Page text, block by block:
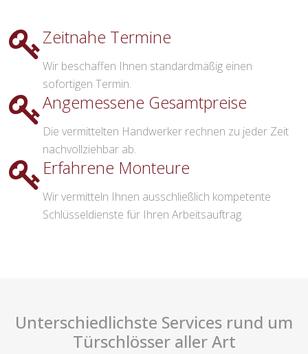
Zeitnahe Termine
Wir beschaffen Ihnen standardmäßig einen
sofortigen Termin.
Angemessene Gesamtpreise
Die vermittelten Handwerker rechnen zu jeder Zeit
nachvollziehbar ab.
Erfahrene Monteure
Wir vermitteln Ihnen ausschließlich kompetente
Schlüsseldienste für Ihren Arbeitsauftrag.
Unterschiedlichste Services rund um
Türschlösser aller Art